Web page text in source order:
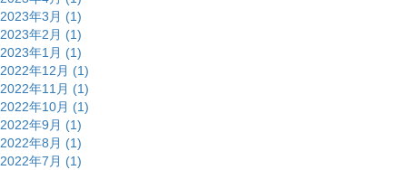
2023年3月 (1)
2023年2月 (1)
2023年1月 (1)
2022年12月 (1)
2022年11月 (1)
2022年10月 (1)
2022年9月 (1)
2022年8月 (1)
2022年7月 (1)